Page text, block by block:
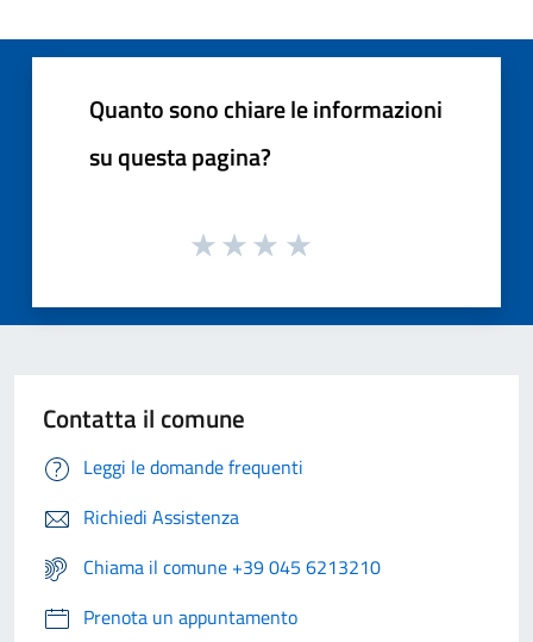
Quanto sono chiare le informazioni
su questa pagina?
Contatta il comune
Leggi le domande frequenti
Richiedi Assistenza
Chiama il comune +39 045 6213210
Prenota un appuntamento